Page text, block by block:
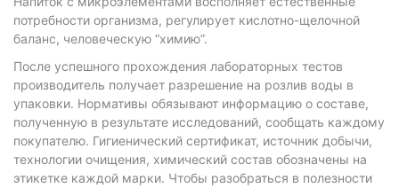
потребности организма, регулирует кислотно-щелочной
баланс, человеческую “химию”.
После успешного прохождения лабораторных тестов
производитель получает разрешение на розлив воды в
упаковки. Нормативы обязывают информацию о составе,
полученную в результате исследований, сообщать каждому
покупателю. Гигиенический сертификат, источник добычи,
технологии очищения, химический состав обозначены на
этикетке каждой марки. Чтобы разобраться в полезности